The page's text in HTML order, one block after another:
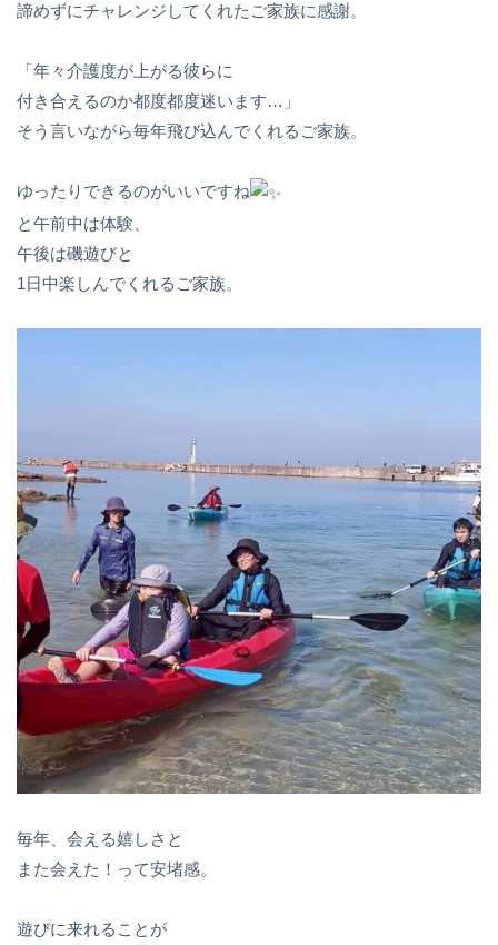
諦めずにチャレンジしてくれたご家族に感謝。
「年々介護度が上がる彼らに
付き合えるのか都度都度迷います…」
そう言いながら毎年飛び込んでくれるご家族。
ゆったりできるのがいいですね
と午前中は体験、
午後は磯遊びと
1日中楽しんでくれるご家族。
毎年、会える嬉しさと
また会えた！って安堵感。
遊びに来れることが